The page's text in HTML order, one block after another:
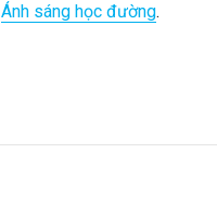
Ánh sáng học đường.